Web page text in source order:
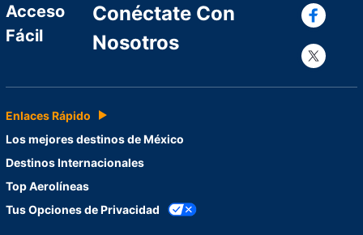
Acceso
Fácil
Conéctate Con
Nosotros
Enlaces Rápido
Los mejores destinos de México
Destinos Internacionales
Top Aerolíneas
Tus Opciones de Privacidad